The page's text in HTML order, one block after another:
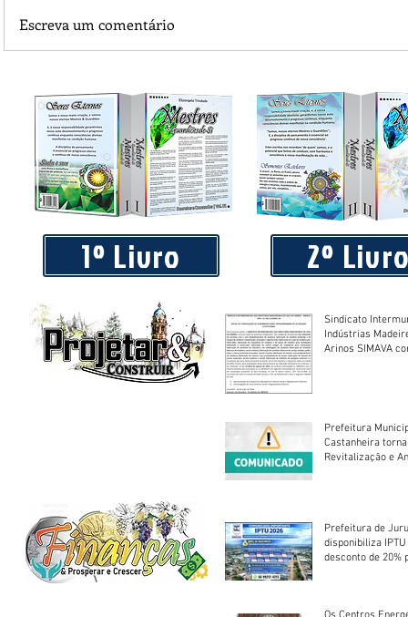
Piá Lava Jato, de Juara, torna público que requereu
Instalação e Operação
Escreva um comentário
1º Livro 2º
Sindicato
Indústrias
Arinos SIMAVA convoca à
Prefeitura
Castanheira
Revitalização e
Prefeitura de
disponibiliza
desconto de 20%